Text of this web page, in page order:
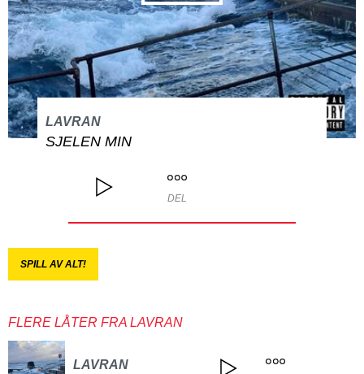
LAVRAN
SJELEN MIN
DEL
SPILL AV ALT!
FLERE LÅTER FRA LAVRAN
LAVRAN